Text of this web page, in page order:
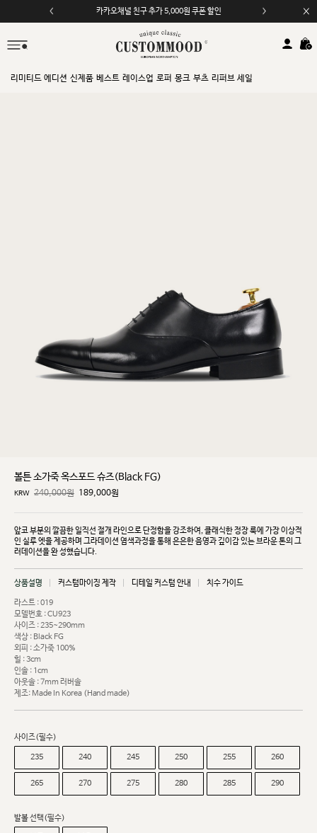
카카오채널 친구 추가 5,000원 쿠폰 할인
리미티드 에디션 신제품 베스트 레이스업 로퍼 몽크 부츠 리퍼브 세일
볼튼 소가죽 옥스포드 슈즈(Black FG)
KRW 240,000원 189,000원
앞코 부분의 깔끔한 일직선 절개 라인으로 단정함을 강조하여, 클래식한 정장 룩에 가장 이상적
인 실루엣을 제공하며 그라데이션 염색과정을 통해 은은한 음영과 깊이감 있는 브라운 톤의 그
러데이션을 완성했습니다.
상품설명 커스텀마이징 제작 디테일 커스텀 안내 치수 가이드
라스트 : 019
모델번호 : CU923
사이즈 : 235~290mm
색상 : Black FG
외피 : 소가죽 100%
힐 : 3cm
인솔 : 1cm
아웃솔 : 7mm 러버솔
제조: Made In Korea (Hand made)
사이즈(필수)
235 240 245 250 255 260
265 270 275 280 285 290
발볼 선택(필수)